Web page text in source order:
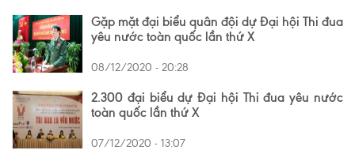
Gặp mặt đại biểu quân đội dự Đại hội Thi đua
yêu nước toàn quốc lần thứ X
08/12/2020 - 20:28
2.300 đại biểu dự Đại hội Thi đua yêu nước
toàn quốc lần thứ X
07/12/2020 - 13:07